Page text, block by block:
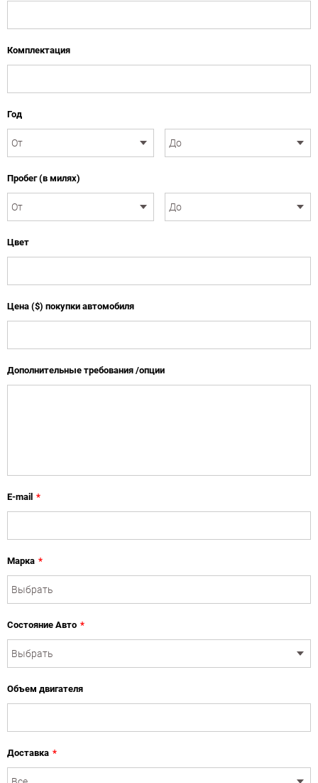
Комплектация
Год
Пробег (в милях)
Цвет
Цена ($) покупки автомобиля
Дополнительные требования /опции
E-mail *
Марка *
Состояние Авто *
Объем двигателя
Доставка *